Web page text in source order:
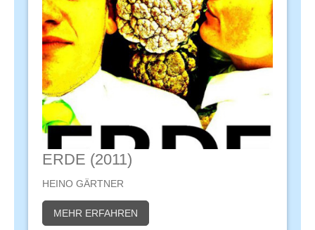
ERDE (2011)
HEINO GÄRTNER
MEHR ERFAHREN